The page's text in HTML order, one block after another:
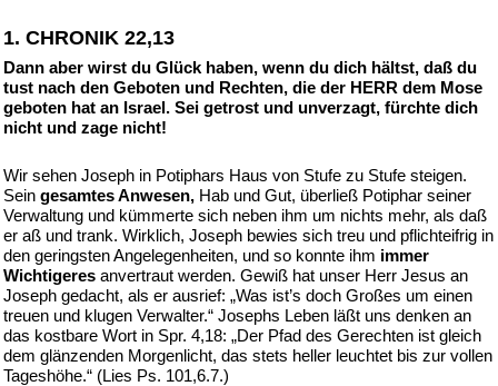
1. CHRONIK 22,13
Dann aber wirst du Glück haben, wenn du dich hältst, daß du
tust nach den Geboten und Rechten, die der HERR dem Mose
geboten hat an Israel. Sei getrost und unverzagt, fürchte dich
nicht und zage nicht!
Wir sehen Joseph in Potiphars Haus von Stufe zu Stufe steigen.
Sein gesamtes Anwesen, Hab und Gut, überließ Potiphar seiner
Verwaltung und kümmerte sich neben ihm um nichts mehr, als daß
er aß und trank. Wirklich, Joseph bewies sich treu und pflichteifrig in
den geringsten Angelegenheiten, und so konnte ihm immer
Wichtigeres anvertraut werden. Gewiß hat unser Herr Jesus an
Joseph gedacht, als er ausrief: „Was ist’s doch Großes um einen
treuen und klugen Verwalter.“ Josephs Leben läßt uns denken an
das kostbare Wort in Spr. 4,18: „Der Pfad des Gerechten ist gleich
dem glänzenden Morgenlicht, das stets heller leuchtet bis zur vollen
Tageshöhe.“ (Lies Ps. 101,6.7.)